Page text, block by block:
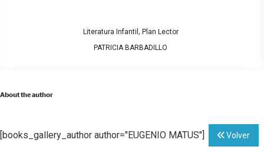
Literatura Infantil , Plan Lector
PATRICIA BARBADILLO
About the author
[books_gallery_author author="EUGENIO MATUS"] Volver